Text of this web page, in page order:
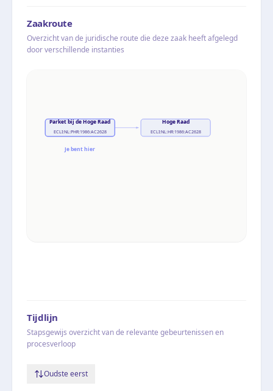
Zaakroute
Overzicht van de juridische route die deze zaak heeft afgelegd
door verschillende instanties
Parket bij de Hoge Raad
ECLI:NL:PHR:1986:AC2628
Je bent hier
Hoge Raad
ECLI:NL:HR:1986:AC2628
Tijdlijn
Stapsgewijs overzicht van de relevante gebeurtenissen en
procesverloop
Oudste eerst